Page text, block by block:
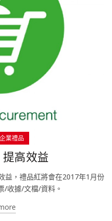
企業禮品
高效益
益，禮品紅將會在2017年1月份
/收據/文檔/資料。